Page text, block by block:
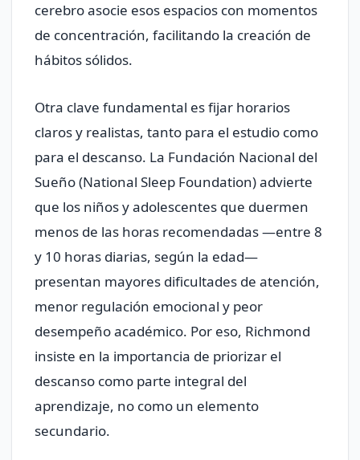
cerebro asocie esos espacios con momentos
de concentración, facilitando la creación de
hábitos sólidos.
Otra clave fundamental es fijar horarios
claros y realistas, tanto para el estudio como
para el descanso. La Fundación Nacional del
Sueño (National Sleep Foundation) advierte
que los niños y adolescentes que duermen
menos de las horas recomendadas —entre 8
y 10 horas diarias, según la edad—
presentan mayores dificultades de atención,
menor regulación emocional y peor
desempeño académico. Por eso, Richmond
insiste en la importancia de priorizar el
descanso como parte integral del
aprendizaje, no como un elemento
secundario.